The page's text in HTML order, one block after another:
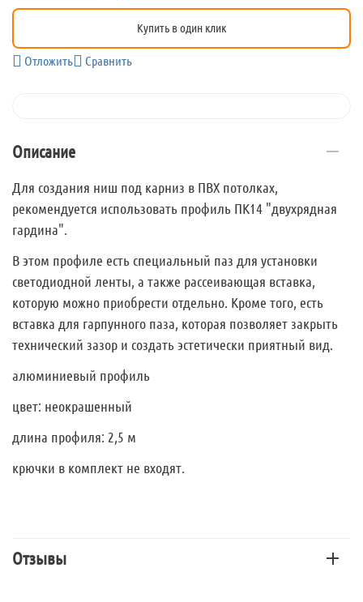
Купить в один клик
Отложить Сравнить
Описание
Для создания ниш под карниз в ПВХ потолках,
рекомендуется использовать профиль ПК14 "двухрядная
гардина".
В этом профиле есть специальный паз для установки
светодиодной ленты, а также рассеивающая вставка,
которую можно приобрести отдельно. Кроме того, есть
вставка для гарпунного паза, которая позволяет закрыть
технический зазор и создать эстетически приятный вид.
алюминиевый профиль
цвет: неокрашенный
длина профиля: 2,5 м
крючки в комплект не входят.
Отзывы